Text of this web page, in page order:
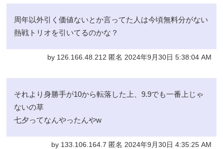
周年以外引く価値ないとか言ってた人は今頃無料分がない
熱戦トリオを引いてるのかな？
by 126.166.48.212 匿名 2024年9月30日 5:38:04 AM
それより身勝手が10から転落した上、9.9でも一番上じゃ
ないの草
七夕ってなんやったんやw
by 133.106.164.7 匿名 2024年9月30日 4:35:25 AM